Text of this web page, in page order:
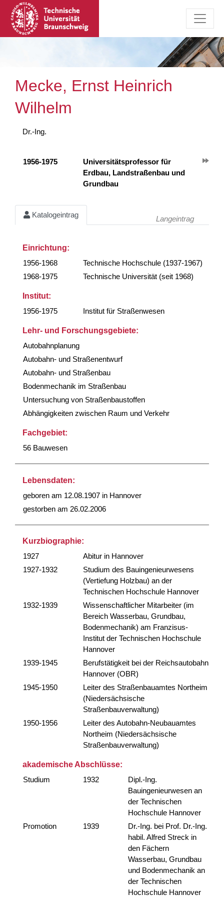
Mecke, Ernst Heinrich
Wilhelm
Dr.-Ing.
1956-1975
Universitätsprofessor für
Erdbau, Landstraßenbau und
Grundbau
Katalogeintrag Langeintrag
Einrichtung:
1956-1968
Technische Hochschule (1937-1967)
1968-1975
Technische Universität (seit 1968)
Institut:
1956-1975
Institut für Straßenwesen
Lehr- und Forschungsgebiete:
Autobahnplanung
Autobahn- und Straßenentwurf
Autobahn- und Straßenbau
Bodenmechanik im Straßenbau
Untersuchung von Straßenbaustoffen
Abhängigkeiten zwischen Raum und Verkehr
Fachgebiet:
56 Bauwesen
Lebensdaten:
geboren am 12.08.1907 in Hannover
gestorben am 26.02.2006
Kurzbiographie:
1927
Abitur in Hannover
1927-1932
Studium des Bauingenieurwesens
(Vertiefung Holzbau) an der
Technischen Hochschule Hannover
1932-1939
Wissenschaftlicher Mitarbeiter (im
Bereich Wasserbau, Grundbau,
Bodenmechanik) am Franzisus-
Institut der Technischen Hochschule
Hannover
1939-1945
Berufstätigkeit bei der Reichsautobahn
Hannover (OBR)
1945-1950
Leiter des Straßenbauamtes Northeim
(Niedersächsische
Straßenbauverwaltung)
1950-1956
Leiter des Autobahn-Neubauamtes
Northeim (Niedersächsische
Straßenbauverwaltung)
akademische Abschlüsse:
Studium
1932
Dipl.-Ing.
Bauingenieurwesen an
der Technischen
Hochschule Hannover
Promotion
1939
Dr.-Ing. bei Prof. Dr.-Ing.
habil. Alfred Streck in
den Fächern
Wasserbau, Grundbau
und Bodenmechanik an
der Technischen
Hochschule Hannover